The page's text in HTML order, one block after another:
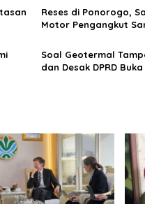
Reses di Ponorogo,
Motor Pengangkut
Soal Geotermal
dan Desak DPRD